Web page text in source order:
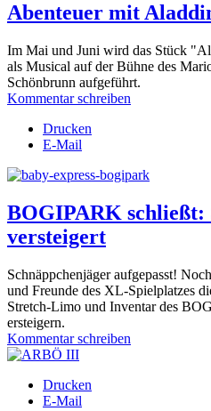
Abenteuer mit
Im Mai und Juni wird das Stück
als Musical auf der Bühne des
Schönbrunn aufgeführt.
Kommentar schreiben
Drucken
E-Mail
BOGIPARK schließt:
versteigert
Schnäppchenjäger aufgepasst!
und Freunde des XL-Spielplatzes
Stretch-Limo und Inventar des
ersteigern.
Kommentar schreiben
Drucken
E-Mail